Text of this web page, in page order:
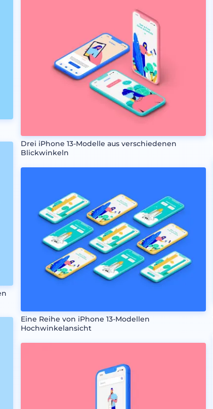
Drei iPhone 13-Modelle aus verschiedenen
Blickwinkeln
Eine Reihe von iPhone 13-Modellen
Hochwinkelansicht